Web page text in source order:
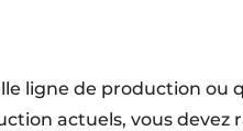
ligne de production ou
actuels, vous